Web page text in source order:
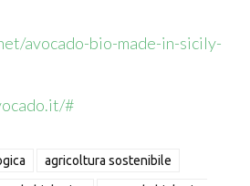
avocado-bio-made-in-sicily-
#
agricoltura sostenibile